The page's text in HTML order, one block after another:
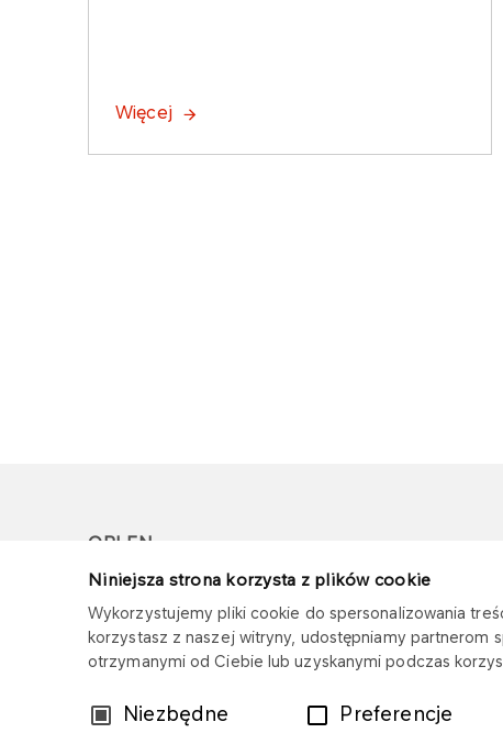
Niniejsza strona korzysta z plików cookie
Wykorzystujemy pliki cookie do spersonalizowania
korzystasz z naszej witryny, udostępniamy partnerom
otrzymanymi od Ciebie lub uzyskanymi podczas
WybórNiezbędne Preferencje
Więcej
ORLEN
Copyright © 1996-2026
Wszystkie prawa zastrzeżone